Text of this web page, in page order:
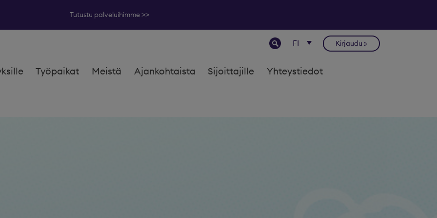
Tutustu palveluihimme >>
Kirjaudu
Työpaikat Meistä Ajankohtaista Sijoittajille Yhteystiedot